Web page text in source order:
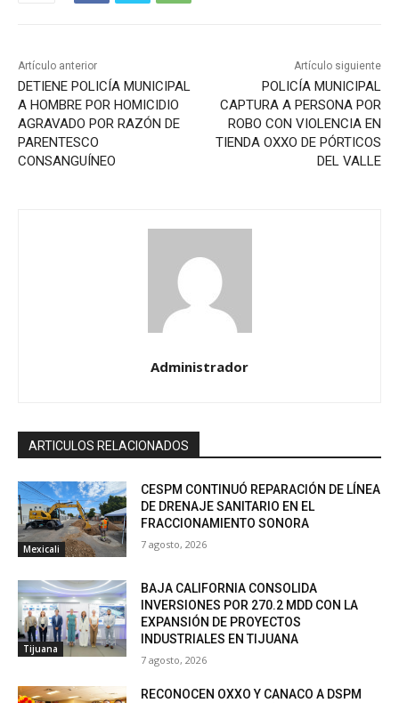
Artículo anterior
DETIENE POLICÍA MUNICIPAL
A HOMBRE POR HOMICIDIO
AGRAVADO POR RAZÓN DE
PARENTESCO
CONSANGUÍNEO
Artículo siguiente
POLICÍA MUNICIPAL
CAPTURA A PERSONA POR
ROBO CON VIOLENCIA EN
TIENDA OXXO DE PÓRTICOS
DEL VALLE
Administrador
ARTICULOS RELACIONADOS
Mexicali
CESPM CONTINUÓ REPARACIÓN DE LÍNEA
DE DRENAJE SANITARIO EN EL
FRACCIONAMIENTO SONORA
7 agosto, 2026
Tijuana
BAJA CALIFORNIA CONSOLIDA
INVERSIONES POR 270.2 MDD CON LA
EXPANSIÓN DE PROYECTOS
INDUSTRIALES EN TIJUANA
7 agosto, 2026
RECONOCEN OXXO Y CANACO A DSPM